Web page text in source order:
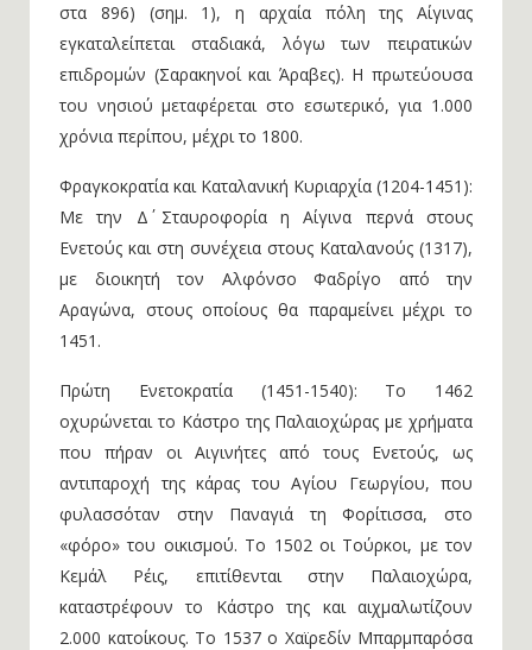
στα 896) (σημ. 1), η αρχαία πόλη της Αίγινας
εγκαταλείπεται σταδιακά, λόγω των πειρατικών
επιδρομών (Σαρακηνοί και Άραβες). Η πρωτεύουσα
του νησιού μεταφέρεται στο εσωτερικό, για 1.000
χρόνια περίπου, μέχρι το 1800.
Φραγκοκρατία και Καταλανική Κυριαρχία (1204-1451):
Με την Δ΄ Σταυροφορία η Αίγινα περνά στους
Ενετούς και στη συνέχεια στους Καταλανούς (1317),
με διοικητή τον Αλφόνσο Φαδρίγο από την
Αραγώνα, στους οποίους θα παραμείνει μέχρι το
1451.
Πρώτη Ενετοκρατία (1451-1540): Το 1462
οχυρώνεται το Κάστρο της Παλαιοχώρας με χρήματα
που πήραν οι Αιγινήτες από τους Ενετούς, ως
αντιπαροχή της κάρας του Αγίου Γεωργίου, που
φυλασσόταν στην Παναγιά τη Φορίτισσα, στο
«φόρο» του οικισμού. Το 1502 οι Τούρκοι, με τον
Κεμάλ Ρέις, επιτίθενται στην Παλαιοχώρα,
καταστρέφουν το Κάστρο της και αιχμαλωτίζουν
2.000 κατοίκους. Το 1537 ο Χαϊρεδίν Μπαρμπαρόσα